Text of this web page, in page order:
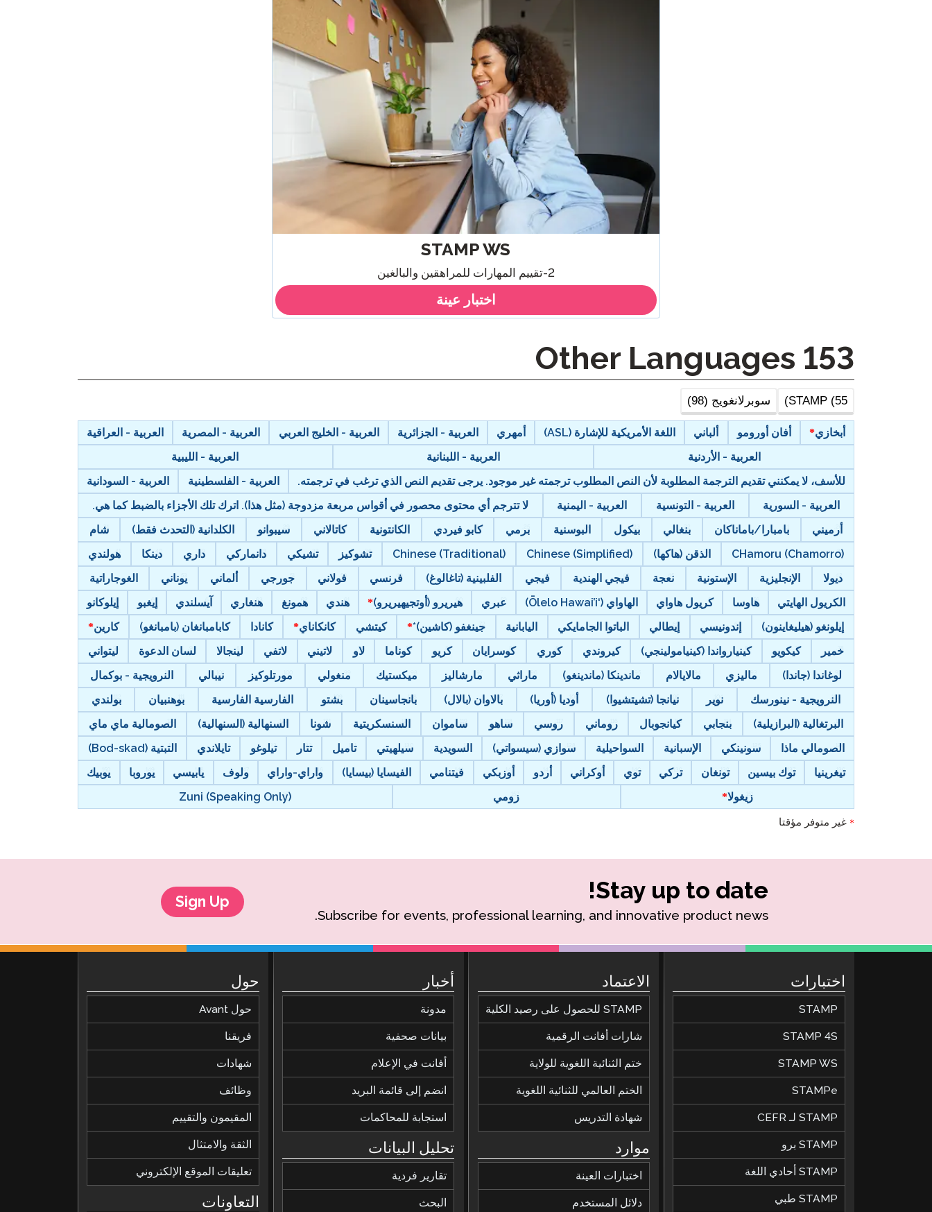
بودكاست
مدونة
أحداث
STAMP WS
2-تقييم المهارات للمراهقين والبالغين
اختبار عينة
153
STAMP (55) سوبرلانغويج (98)
أبخازي أفان أورومو ألباني اللغة الأمريكية للإشارة (ASL) أمهري العربية - الجزائرية العربية - الخليج العربي العربية - المصرية
العربية - العراقية
العربية - الأردنية
العربية - اللبنانية
العربية - الليبية
للأسف، لا يمكنني تقديم الترجمة المطلوبة لأن النص المطلوب ترجمته غير موجود. يرجى تقديم النص الذي ترغب في ترجمته.
العربية - الفلسطينية
العربية - السودانية
العربية - السورية
العربية - التونسية العربية - اليمنية
لا تترجم أي محتوى محصور في أقواس مربعة مزدوجة (مثل هذا). اترك تلك الأجزاء بالضبط كما هي.
أرميني
بامبارا/باماناكان بنغالي بيكول البوسنية برمي كابو فيردي الكانتونية كاتالاني سيبوانو الكلدانية (التحدث فقط)
شام
CHamoru (Chamorro)
الذقن (هاكها) Chinese (Simplified)
Chinese (Traditional) تشوكيز تشيكي دانماركي داري دينكا
هولندي
ديولا
الإنجليزية الإستونية نعجة فيجي الهندية فيجي الفلبينية (تاغالوغ) فرنسي فولاني جورجي ألماني يوناني
الغوجاراتية
الكريول الهايتي
هاوسا كريول هاواي الهاواي (‘Ōlelo Hawai’i) عبري هيريرو (أوتجيهيريرو) هندي همونغ هنغاري آيسلندي إيغبو
إيلوكانو
إيلونغو (هيليغاينون)
إندونيسي إيطالي الباتوا الجامايكي اليابانية جينغفو (كاشين)* كيتشي كانكاناي كانادا كابامبانغان (بامبانغو)
كارين
خمير
كيكويو كينيارواندا (كينيامولينجي) كيروندي كوري كوسرايان كريو كوناما لاو لاتيني لاتفي لينجالا لسان الدعوة
ليتواني
لوغاندا (جاندا)
ماليزي مالايالام ماندينكا (ماندينغو) ماراثي مارشاليز ميكستيك منغولي مورتلوكيز نيبالي
النرويجية - بوكمال
النرويجية - نينورسك
نوير نيانجا (تشيتشيوا) أوديا (أوريا) بالاوان (بالال) بانجاسينان بشتو الفارسية الفارسية بوهنبيان
بولندي
البرتغالية (البرازيلية)
بنجابي كيانجوبال روماني روسي ساهو ساموان السنسكريتية شونا السنهالية (السنهالية)
الصومالية ماي ماي
الصومالي ماذا
سونينكي الإسبانية السواحيلية سوازي (سيسواتي) السويدية سيلهيتي تاميل تتار تيلوغو تايلاندي
التبتية (Bod-skad)
تيغرينيا
توك بيسين تونغان تركي توي أوكراني أردو أوزبكي فيتنامي الفيسايا (بيسايا) واراي-واراي ولوف يابيسي يوروبا
يوبيك
زيغولا
زومي Zuni (Speaking Only)
* غير متوفر مؤقتا
Stay up to date!
Subscribe for events, professional learning, and innovative product news.
Sign Up
اختبارات
STAMP
STAMP 4S
STAMP WS
STAMPe
STAMP لـ CEFR
STAMP برو
STAMP أحادي اللغة
STAMP طبي
الاعتماد
STAMP للحصول على رصيد الكلية
شارات أفانت الرقمية
ختم الثنائية اللغوية للولاية
الختم العالمي للثنائية اللغوية
شهادة التدريس
موارد
اختبارات العينة
دلائل المستخدم
أخبار
مدونة
بيانات صحفية
أفانت في الإعلام
انضم إلى قائمة البريد
استجابة للمحاكمات
تحليل البيانات
تقارير فردية
البحث
حول
حول Avant
فريقنا
شهادات
وظائف
المقيمون والتقييم
الثقة والامتثال
تعليقات الموقع الإلكتروني
التعاونات